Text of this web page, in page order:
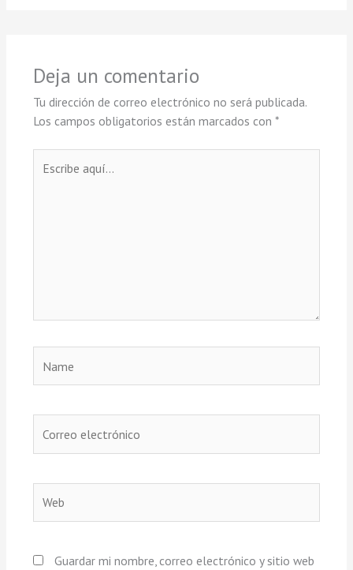
Deja un comentario
Tu dirección de correo electrónico no será publicada.
Los campos obligatorios están marcados con *
aquí...
electrónico
Guardar mi nombre, correo electrónico y sitio web